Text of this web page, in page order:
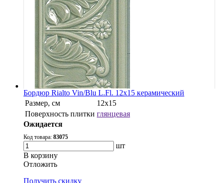
Бордюр Rialto Vin/Blu L.Fl. 12x15 керамический
Размер, см
12x15
Поверхность плитки глянцевая
Ожидается
Код товара: 83075
шт
В корзину
Oтложить
Получить скидку